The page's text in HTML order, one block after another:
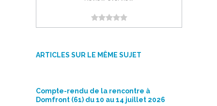
ARTICLES SUR LE MÊME SUJET
Compte-rendu de la rencontre à
Domfront (61) du 10 au 14 juillet 2026